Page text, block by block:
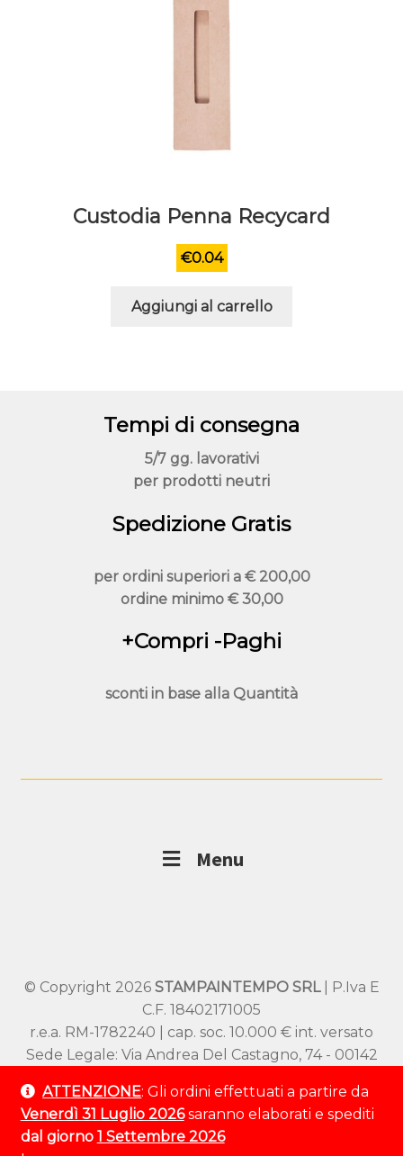
ATTENZIONE: Gli ordini effettuati a partire da
Venerdì 31 Luglio 2026saranno elaborati e spediti
dal giorno 1 Settembre 2026
Custodia Penna Recycard
€0.04
Aggiungi al carrello
Tempi di consegna
5/7 gg. lavorativi
per prodotti neutri
Spedizione Gratis
per ordini superiori a € 200,00
ordine minimo€ 30,00
+Compri -Paghi
sconti in base alla Quantità
Menu
© Copyright 2026 STAMPAINTEMPO SRL| P.Iva E
C.F. 18402171005
r.e.a. RM-1782240 | cap. soc. 10.000 € int. versato
Sede Legale: Via Andrea Del Castagno, 74 - 00142
Sede Operativa: Viale SS Pietro e Paolo 54/A –
00144 Roma
Tel:+39 320 9529 802